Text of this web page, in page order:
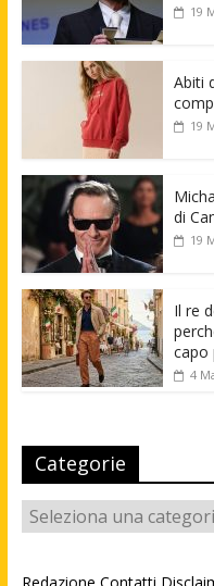
19
Abiti
19
di
19
Il re
capo
4
Categorie
Categorie